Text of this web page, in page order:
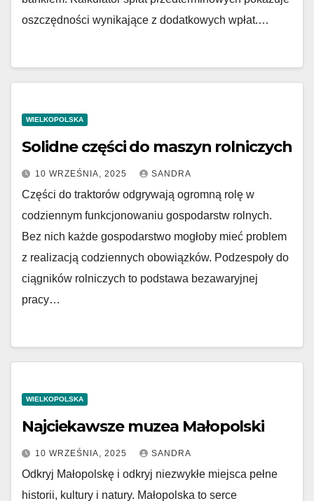
oszczędności wynikające z dodatkowych wpłat.…
WIELKOPOLSKA
Solidne części do maszyn rolniczych
10 WRZEŚNIA, 2025 SANDRA
Części do traktorów odgrywają ogromną rolę w
codziennym funkcjonowaniu gospodarstw rolnych.
Bez nich każde gospodarstwo mogłoby mieć problem
z realizacją codziennych obowiązków. Podzespoły do
ciągników rolniczych to podstawa bezawaryjnej
pracy…
WIELKOPOLSKA
Najciekawsze muzea Małopolski
10 WRZEŚNIA, 2025 SANDRA
Odkryj Małopolskę i odkryj niezwykłe miejsca pełne
historii, kultury i natury. Małopolska to serce